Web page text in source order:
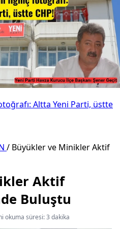
Altta Yeni Parti, üstte
/ Büyükler ve Minikler Aktif
Aktif
Buluştu
okuma süresi: 3 dakika